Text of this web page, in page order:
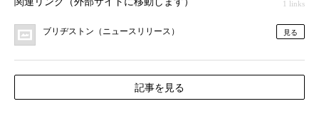
1 links
ブリヂストン（ニュースリリース） 見る
記事を見る